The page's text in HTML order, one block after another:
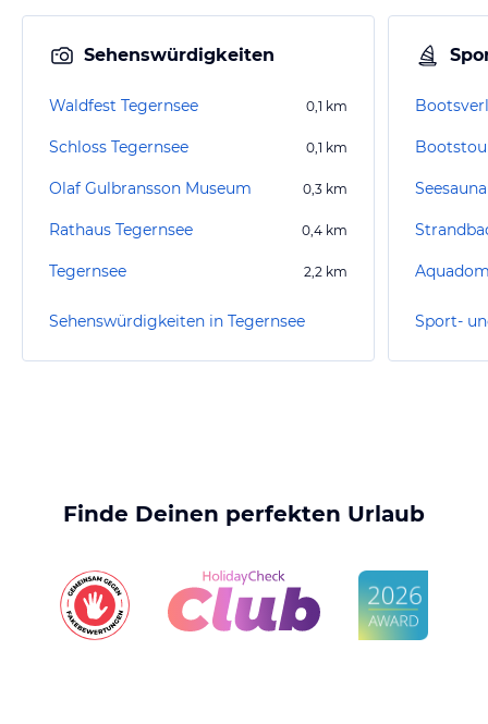
Sehenswürdigkeiten
Waldfest Tegernsee 0,1 km
Schloss Tegernsee 0,1 km
Olaf Gulbransson Museum 0,3 km
Rathaus Tegernsee 0,4 km
Tegernsee 2,2 km
Sehenswürdigkeiten in Tegernsee
Finde Deinen perfekten Urlaub